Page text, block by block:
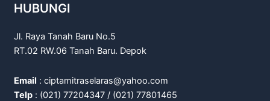
HUBUNGI
Jl. Raya Tanah Baru No.5
RT.02 RW.06 Tanah Baru. Depok
Email : ciptamitraselaras@yahoo.com
Telp : (021) 77204347 / (021) 77801465